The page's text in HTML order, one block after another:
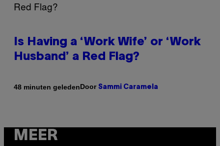
Is Having a ‘Work Wife’ or ‘Work
Husband’ a Red Flag?
48 minuten geledenDoor Sammi Caramela
MEER